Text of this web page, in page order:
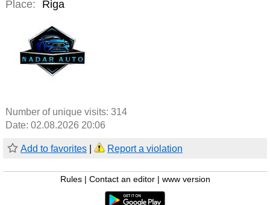
Place:
Riga
Number of unique visits: 314
Date: 02.08.2026 20:06
Add to favorites Report a violation
Rules Contact an editor www version